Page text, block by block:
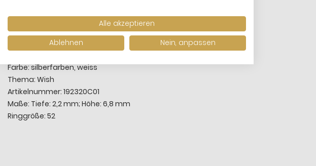
Motiv: Funkelnde Pavé-Reihe
Collection: Pandora Timeless
Metall: Sterling-Silber
Farbe: silberfarben, weiss
Thema: Wish
Artikelnummer: 192320C01
Maße: Tiefe: 2,2 mm; Höhe: 6,8 mm
Ringgröße: 52
Alle akzeptieren
Ablehnen
Nein, anpassen